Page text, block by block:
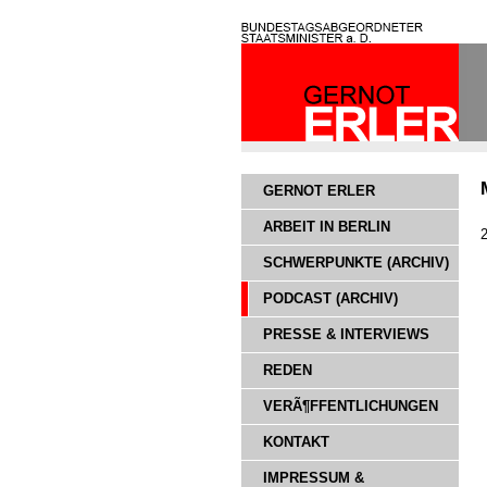
GERNOT ERLER
ARBEIT IN BERLIN
SCHWERPUNKTE (ARCHIV)
PODCAST (ARCHIV)
PRESSE & INTERVIEWS
REDEN
VERÃ¶FFENTLICHUNGEN
KONTAKT
IMPRESSUM &